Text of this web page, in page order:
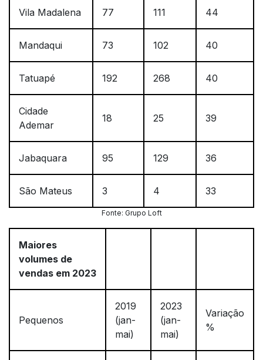
Vila Madalena 77 111 44
Mandaqui 73 102 40
Tatuapé 192 268 40
Cidade
Ademar
18 25 39
Jabaquara 95 129 36
São Mateus 3 4 33
Fonte: Grupo Loft
Maiores
volumes de
vendas em 2023
Pequenos
2019
(jan-
mai)
2023
(jan-
mai)
Variação
%